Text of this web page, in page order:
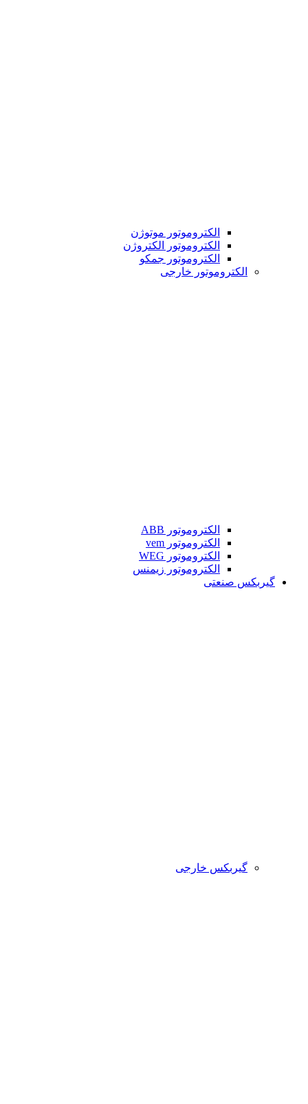
الکتروموتور موتوژن
الکتروموتور الکتروژن
الکتروموتور جمکو
الکتروموتور خارجی
الکتروموتور ABB
الکتروموتور vem
الکتروموتور WEG
الکتروموتور زیمنس
گیربکس صنعتی
گیربکس خارجی